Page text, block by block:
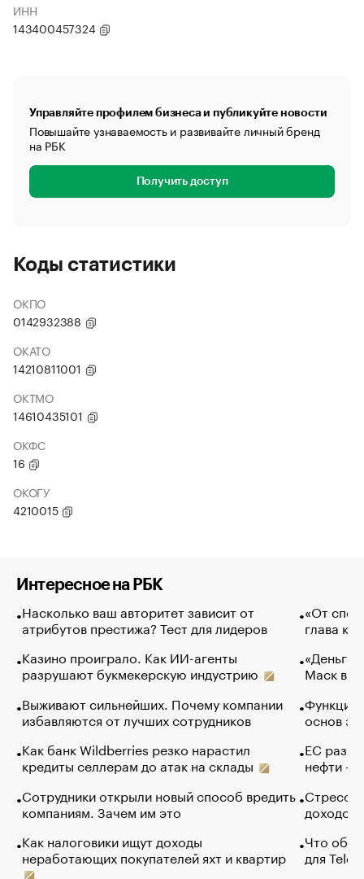
ИНН
143400457324
Управляйте профилем бизнеса и публикуйте новости
Повышайте узнаваемость и развивайте личный бренд
на РБК
Получить доступ
Коды статистики
ОКПО
0142932388
ОКАТО
14210811001
ОКТМО
14610435101
ОКФС
16
ОКОГУ
4210015
Интересное на РБК
Насколько ваш авторитет зависит от
атрибутов престижа? Тест для лидеров
Казино проиграло. Как ИИ-агенты
разрушают букмекерскую индустрию
Выживают сильнейших. Почему компании
избавляются от лучших сотрудников
Как банк Wildberries резко нарастил
кредиты селлерам до атак на склады
Сотрудники открыли новый способ вредить
компаниям. Зачем им это
Как налоговики ищут доходы
неработающих покупателей яхт и квартир
«От
глава
«Деньги
Маск в
Функции
основ
ЕС
нефти —
Стресс
доходов
Что
для